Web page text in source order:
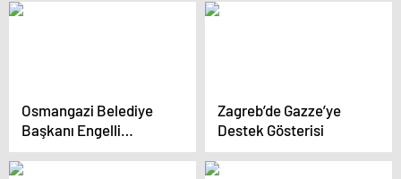
ipler Türkiye’nin elinde
Osmangazi Belediye
Başkanı Engelli
Bireylerle Kahvaltıda
Bir Araya Geldi
Zagreb’de Gazze’ye
Destek Gösterisi